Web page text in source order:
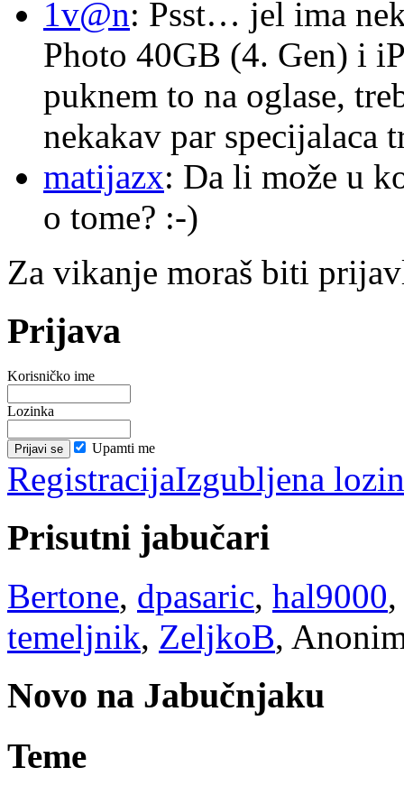
1v@n: Psst… jel ima
Photo 40GB (4. Gen) i
puknem to na oglase,
nekakav par
matijazx: Da li može u
o tome? :-)
Za vikanje moraš biti
Prijava
Korisničko ime
Lozinka
Upamti me
RegistracijaIzgubljena
Prisutni jabučari
Bertone, dpasaric, hal9000
temeljnik, ZeljkoB,
Novo na Jabučnjaku
Teme